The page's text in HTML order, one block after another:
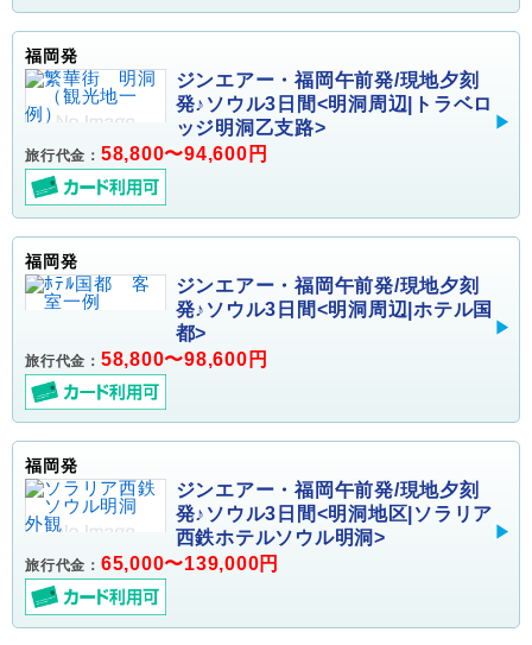
福岡発
ジンエアー・福岡午前発/現地夕刻
発♪ソウル3日間<明洞周辺|トラベロ
ッジ明洞乙支路>
旅行代金： 58,800〜94,600円
福岡発
ジンエアー・福岡午前発/現地夕刻
発♪ソウル3日間<明洞周辺|ホテル国
都>
旅行代金： 58,800〜98,600円
福岡発
ジンエアー・福岡午前発/現地夕刻
発♪ソウル3日間<明洞地区|ソラリア
西鉄ホテルソウル明洞>
旅行代金： 65,000〜139,000円